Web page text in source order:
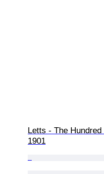
Letts - The
1901